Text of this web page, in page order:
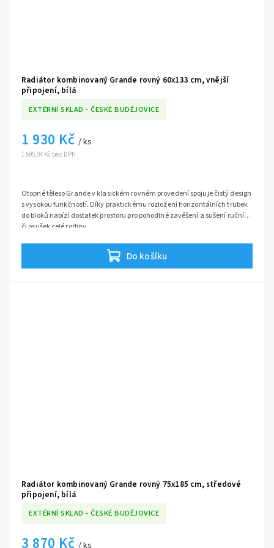
Radiátor kombinovaný Grande rovný 60x133 cm, vnější
připojení, bílá
EXTÉRNÍ SKLAD - ČESKÉ BUDĚJOVICE
1 595,04 Kč bez DPH
1 930 Kč / ks
Do košíku
Otopné těleso Grande v klasickém rovném provedení spojuje čistý design
s vysokou funkčností. Díky praktickému rozložení horizontálních trubek
do bloků nabízí dostatek prostoru pro pohodlné zavěšení a sušení ručníků
či osušek celé rodiny.
Tento model je určen pro kombinované vytápění. Můžete jej standardně
připojit k běžnému teplovodnímu okruhu (ústřední topení) a zároveň
doplnit o elektrickou topnou tyč. To vám zajistí příjemné teplo a suché
Radiátor kombinovaný Grande rovný 75x185 cm, středové
připojení, bílá
EXTÉRNÍ SKLAD - ČESKÉ BUDĚJOVICE
3 870 Kč / ks